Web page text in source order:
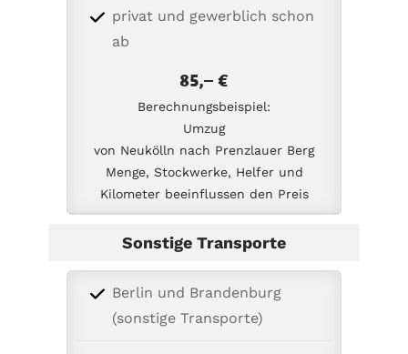
privat und gewerblich schon
ab
85,– €
Berechnungsbeispiel:
Umzug
von Neukölln nach Prenzlauer Berg
Menge, Stockwerke, Helfer und
Kilometer beeinflussen den Preis
Sonstige Transporte
Berlin und Brandenburg
(sonstige Transporte)